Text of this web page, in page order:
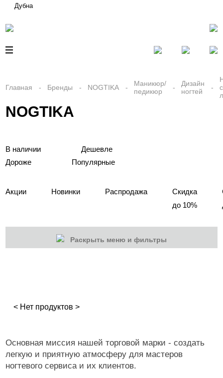
Дубна
Главная Бренды NOGTIKA
Маникюр/
педикюр
Дизайн
ногтей
NOGTIKA
В наличии
Дешевле
Дороже
Популярные
Акции Новинки Распродажа
Скидка
до 10%
Раскрыть меню и фильтры
Втирка-спрей
Блестки/Песок/Мороженое и др
< Нет продуктов >
Основная миссия нашей торговой марки - создать
легкую и приятную атмосферу для мастеров
ногтевого сервиса и их клиентов.